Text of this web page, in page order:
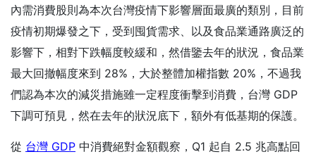
內需消費股則為本次台灣疫情下影響層面最廣的類別，目前
疫情初期爆發之下，受到囤貨需求、以及食品業通路廣泛的
影響下，相對下跌幅度較緩和，然借鑒去年的狀況，食品業
最大回撤幅度來到 28%，大於整體加權指數 20%，不過我
們認為本次的減災措施雖一定程度衝擊到消費，台灣 GDP
下調可預見，然在去年的狀況底下，額外有低基期的保護。
從 台灣 GDP 中消費絕對金額觀察，Q1 起自 2.5 兆高點回